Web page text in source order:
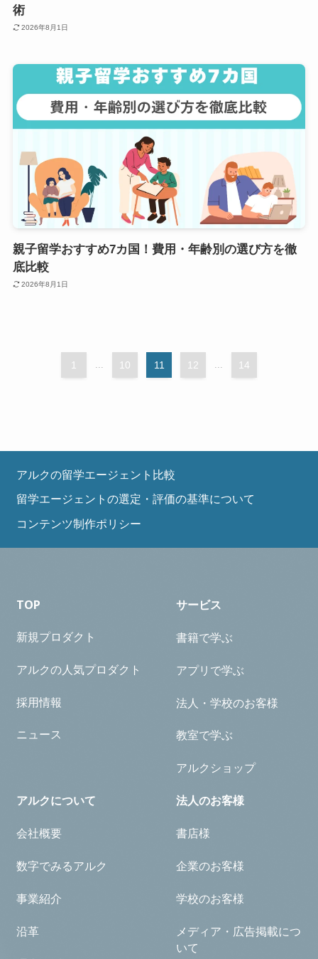
術
2026年8月1日
親子留学おすすめ7カ国！費用・年齢別の選び方を徹
底比較
2026年8月1日
1 ... 10 11 12 ... 14
アルクの留学エージェント比較
留学エージェントの選定・評価の基準について
コンテンツ制作ポリシー
TOP
新規プロダクト
アルクの人気プロダクト
採用情報
ニュース
アルクについて
会社概要
数字でみるアルク
事業紹介
沿革
サービス
書籍で学ぶ
アプリで学ぶ
法人・学校のお客様
教室で学ぶ
アルクショップ
法人のお客様
書店様
企業のお客様
学校のお客様
メディア・広告掲載につ
いて